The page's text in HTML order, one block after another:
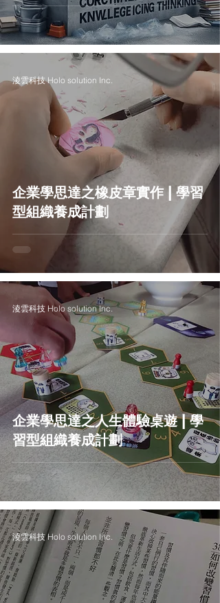
企業學思達之橡皮章實作 | 學習
型組織養成計劃
淩雲科技 Holo solution Inc.
企業學思達之人生體驗桌遊 | 學
習型組織養成計劃
淩雲科技 Holo solution Inc.
淩雲科技 Holo solution Inc.